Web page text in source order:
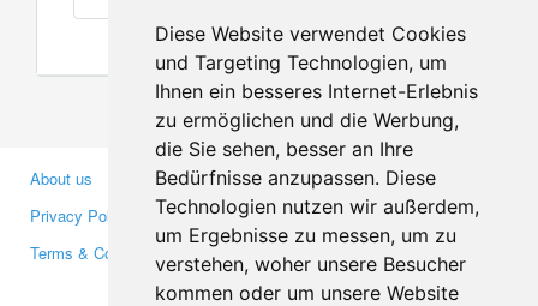
Diese Website verwendet Cookies
und Targeting Technologien, um
Ihnen ein besseres Internet-Erlebnis
zu ermöglichen und die Werbung,
die Sie sehen, besser an Ihre
Bedürfnisse anzupassen. Diese
Technologien nutzen wir außerdem,
um Ergebnisse zu messen, um zu
verstehen, woher unsere Besucher
kommen oder um unsere Website
About us
Privacy Policy
Terms & Conditions
Business Partners
Investors
Media